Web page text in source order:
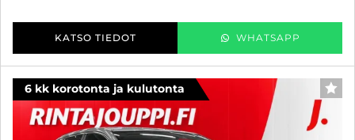
KATSO TIEDOT WHATSAPP
6 kk korotonta ja kulutonta